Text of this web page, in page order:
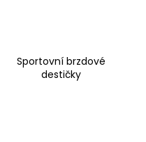
Sportovní brzdové
destičky